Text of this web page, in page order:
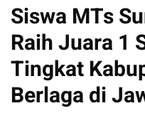
Siswa MTs
Raih Juara 1
Tingkat
Berlaga di